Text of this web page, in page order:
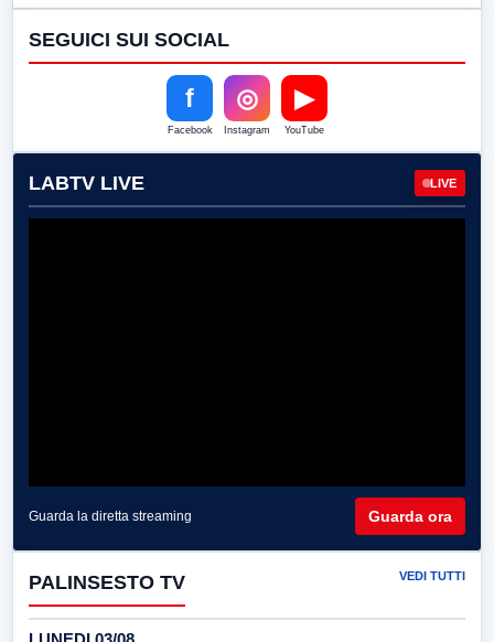
SEGUICI SUI SOCIAL
f
Facebook
◎
Instagram
▶
YouTube
LABTV LIVE LIVE
Guarda la diretta streaming Guarda ora
PALINSESTO TV VEDI TUTTI